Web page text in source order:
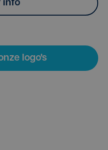
info
logo's